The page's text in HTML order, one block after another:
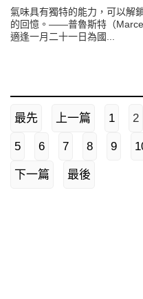
氣味具有獨特的能力，可以解
的回憶。——普魯斯特（
適逢一月二十一日為國...
最先 上一篇 1 2
5 6 7 8 9
下一篇 最後